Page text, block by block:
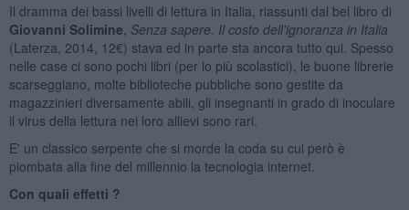
Il dramma dei bassi livelli di lettura in Italia, riassunti dal bel libro di
Giovanni Solimine Senza sapere. Il costo dell'ignoranza in Italia
(Laterza, 2014, 12€) stava ed in parte sta ancora tutto qui. Spesso
nelle case ci sono pochi libri (per lo più scolastici), le buone librerie
scarseggiano, molte biblioteche pubbliche sono gestite da
magazzinieri diversamente abili, gli insegnanti in grado di inoculare
il virus della lettura nei loro allievi sono rari.
E' un classico serpente che si morde la coda su cui però è
piombata alla fine del millennio la tecnologia internet.
Con quali effetti ?